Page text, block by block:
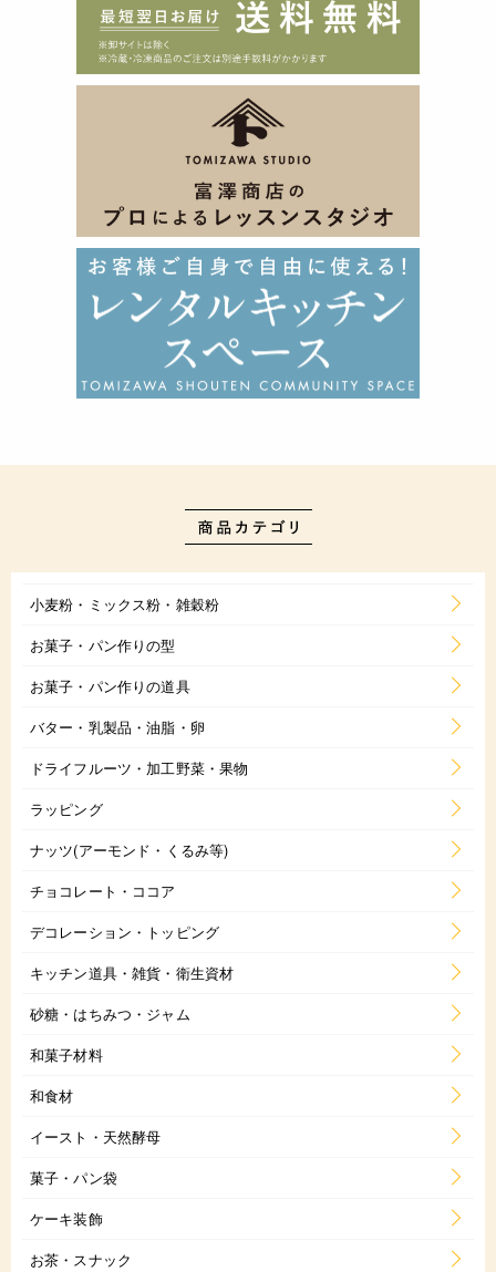
小麦粉・ミックス粉・雑穀粉
お菓子・パン作りの型
お菓子・パン作りの道具
バター・乳製品・油脂・卵
ドライフルーツ・加工野菜・果物
ラッピング
ナッツ(アーモンド・くるみ等)
チョコレート・ココア
デコレーション・トッピング
キッチン道具・雑貨・衛生資材
砂糖・はちみつ・ジャム
和菓子材料
和食材
イースト・天然酵母
菓子・パン袋
ケーキ装飾
お茶・スナック